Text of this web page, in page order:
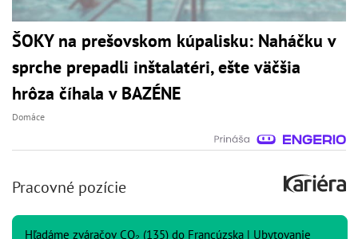
ŠOKY na prešovskom kúpalisku: Naháčku v
sprche prepadli inštalatéri, ešte väčšia
hrôza číhala v BAZÉNE
Domáce
Pracovné pozície
Hľadáme zváračov CO₂ (135) do Francúzska | Ubytovanie